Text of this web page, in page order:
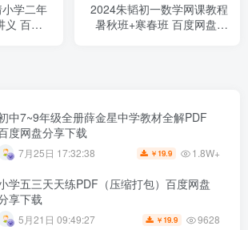
学二年
义 百度
2024朱韬初一数学网课教程
暑秋班+寒春班 百度网盘分
中7~9年级全册薛金星中学教材全解PDF
度网盘分享下载
7月25日 17:32:38 ￥ 19.9 1.8W+
学五三天天练PDF（压缩打包）百度网盘
享下载
5月21日 09:49:27 ￥ 19.9 9628